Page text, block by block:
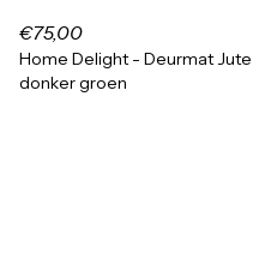
€75,00
Home Delight - Deurmat Jute
donker groen